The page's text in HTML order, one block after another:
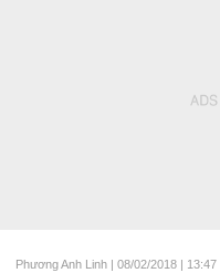
Phương Anh Linh | 08/02/2018 | 13:47